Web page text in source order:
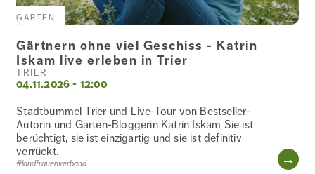
GARTEN
TRIER
04.11.2026 - 12:00
Gärtnern ohne viel Geschiss - Katrin
Iskam live erleben in Trier
Stadtbummel Trier und Live-Tour von Bestseller-
Autorin und Garten-Bloggerin Katrin Iskam Sie ist
berüchtigt, sie ist einzigartig und sie ist definitiv
verrückt.
#landfrauenverband